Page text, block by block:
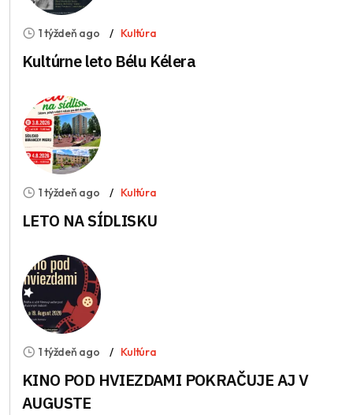
1 týždeň ago Kultúra
Kultúrne leto Bélu Kélera
1 týždeň ago Kultúra
LETO NA SÍDLISKU
1 týždeň ago Kultúra
KINO POD HVIEZDAMI POKRAČUJE AJ V
AUGUSTE